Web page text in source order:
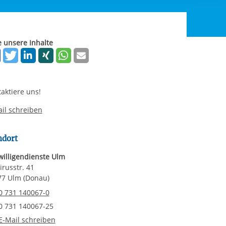
starten/stoppen
unsere Inhalte
uns!
schreiben
Ulm
41
Ulm (Donau)
731 140067-0
731 140067-25
Mail an Freiwilligendienste Ulm
Mail schreiben